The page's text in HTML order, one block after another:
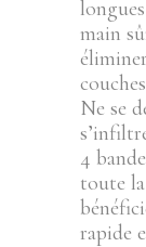
main
Ne se
4
toute
rapide